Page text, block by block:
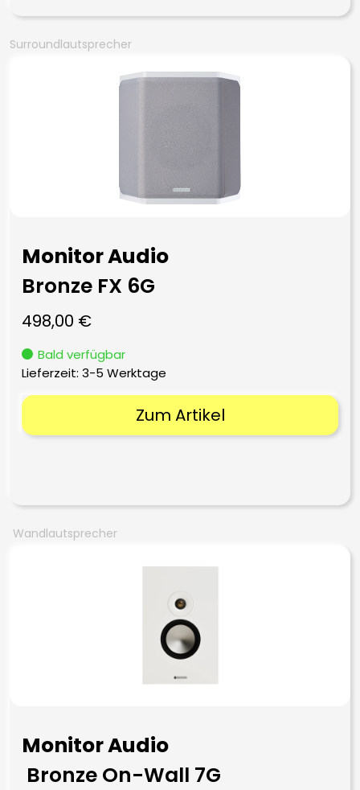
Surroundlautsprecher
Monitor Audio
Bronze FX 6G
498,00 €
Bald verfügbar
Lieferzeit: 3-5 Werktage
Zum Artikel
Wandlautsprecher
Monitor Audio
Bronze On-Wall 7G